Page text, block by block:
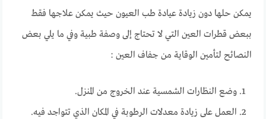
يمكن حلها دون زيادة عيادة طب العيون حيث يمكن علاجها فقط
ببعض قطرات العين التي لا تحتاج إلى وصفة طبية وفي ما يلي بعض
النصائح لتأمين الوقاية من جفاف العين :
وضع النظارات الشمسية عند الخروج من المنزل.
العمل على زيادة معدلات الرطوبة في المكان الذي تتواجد فيه.